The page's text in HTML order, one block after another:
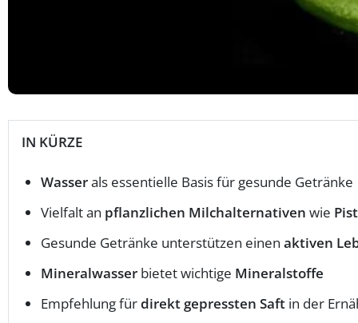
IN KÜRZE
Wasserals essentielle Basis für gesunde Getränke
Vielfalt an pflanzlichen Milchalternativen wie
Gesunde Getränke unterstützen einen aktiven
Mineralwasser bietet wichtige Mineralstoffe
Empfehlung fürdirekt gepressten Saft in der